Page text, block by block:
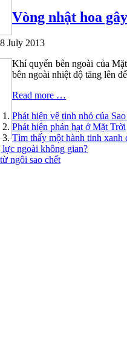
Vòng nhật hoa
July 2013
Khí quyển bên ngoài của
bên ngoài nhiệt độ tăng lên
Read more …
Phát hiện vệ tinh nhỏ của
Phát hiện phản hạt ở Mặt Trời
Tìm thấy một hành tinh xanh
ngoài không gian?
ngôi sao chết